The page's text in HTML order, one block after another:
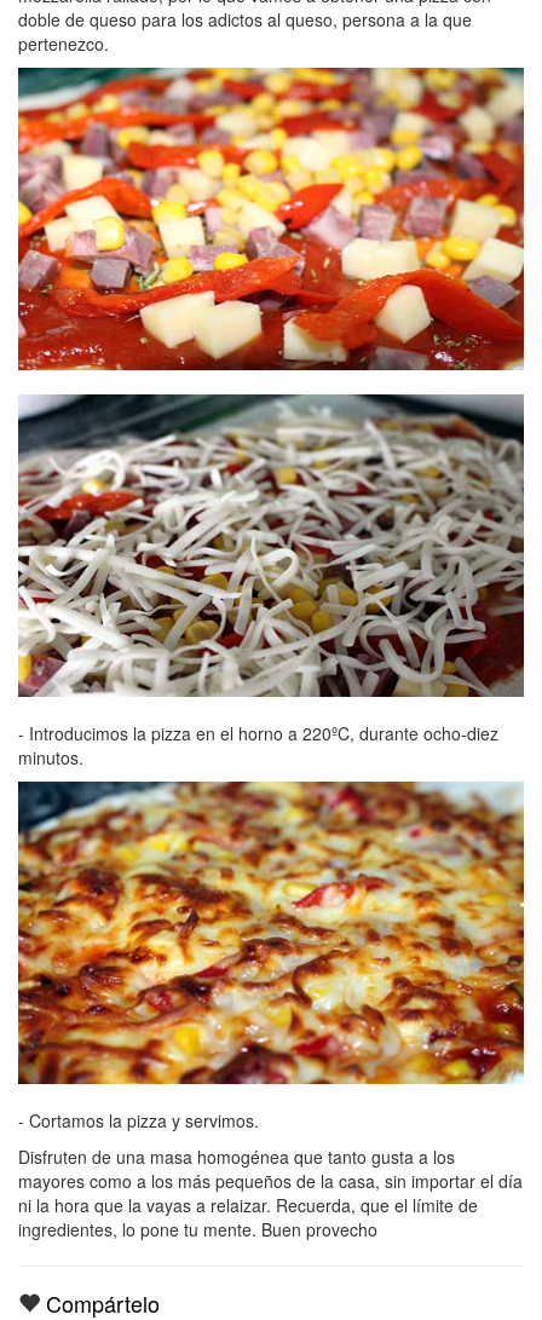
doble de queso para los adictos al queso, persona a la que
pertenezco.
- Introducimos la pizza en el horno a 220ºC, durante ocho-diez
minutos.
- Cortamos la pizza y servimos.
Disfruten de una masa homogénea que tanto gusta a los
mayores como a los más pequeños de la casa, sin importar el día
ni la hora que la vayas a relaizar. Recuerda, que el límite de
ingredientes, lo pone tu mente. Buen provecho
Compártelo